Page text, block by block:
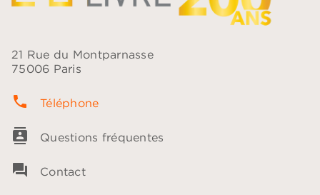
21 Rue du Montparnasse
75006 Paris
phone Téléphone
contacts Questions fréquentes
question_answer Contact